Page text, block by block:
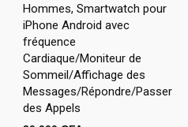
Hommes, Smartwatch pour
iPhone Android avec
fréquence
Cardiaque/Moniteur de
Sommeil/Affichage des
Messages/Répondre/Passer
des Appels